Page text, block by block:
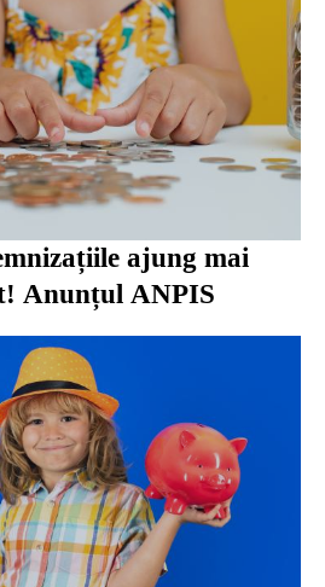
ajung mai
Anunțul ANPIS